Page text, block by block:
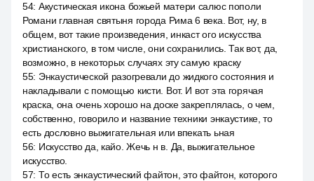
54: Акустическая икона божьей матери салюс пополи
Романи главная святыня города Рима 6 века. Вот, ну, в
общем, вот такие произведения, инкаст ого искусства
христианского, в том числе, они сохранились. Так вот, да,
возможно, в некоторых случаях эту самую краску
55: Энкаустической разогревали до жидкого состояния и
накладывали с помощью кисти. Вот. И вот эта горячая
краска, она очень хорошо на доске закреплялась, о чем,
собственно, говорило и название техники энкаустике, то
есть дословно выжигательная или впекать ьная
56: Искусство да, кайо. Жечь н в. Да, выжигательное
искусство.
57: То есть энкаустический файтон, это файтон, которого